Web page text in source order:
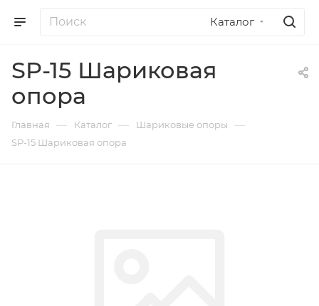
Каталог
SP-15 Шариковая
опора
Главная — Каталог — Шариковые опоры —
SP-15 Шариковая опора